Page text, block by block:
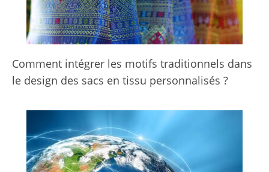
Comment intégrer les motifs traditionnels dans
le design des sacs en tissu personnalisés ?